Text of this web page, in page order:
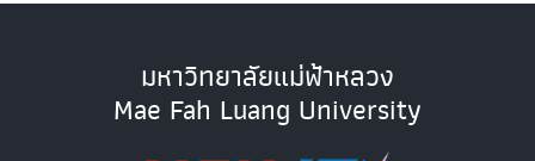
มหาวิทยาลัยแม่ฟ้าหลวง
Mae Fah Luang University